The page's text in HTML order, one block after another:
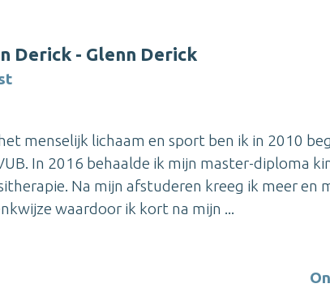
Derick - Glenn Derick
menselijk lichaam en sport ben ik in 2010
In 2016 behaalde ik mijn master-diploma
Na mijn afstuderen kreeg ik meer en
waardoor ik kort na mijn ...